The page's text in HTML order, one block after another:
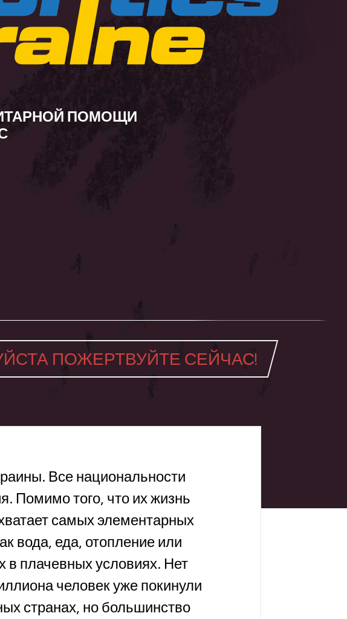
ПОМОЩИ
ПОЖЕРТВУЙТЕ СЕЙЧАС!
Все национальности
Помимо того, что их жизнь
самых элементарных
вода, еда, отопление или
в плачевных условиях. Нет
человек уже покинули
странах, но большинство